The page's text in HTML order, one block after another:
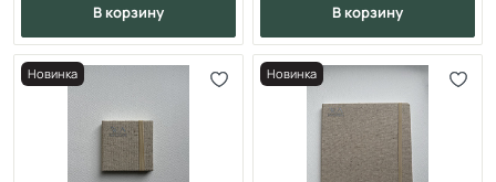
в корзину в корзину
Новинка Новинка